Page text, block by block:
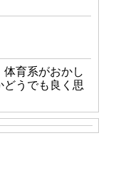
体育系がおかし
どうでも良く思